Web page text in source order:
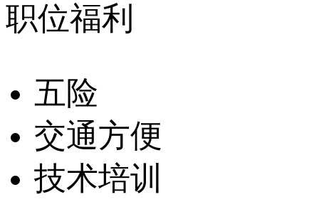
职位福利
五险
交通方便
技术培训